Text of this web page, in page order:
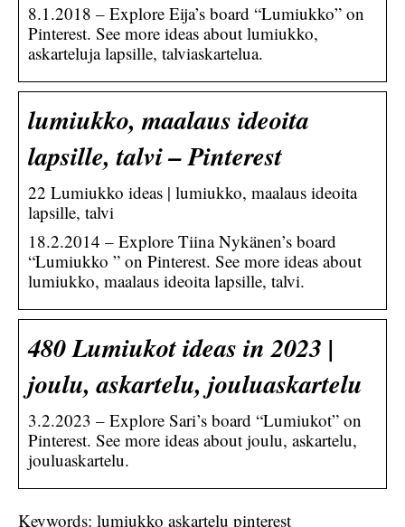
8.1.2018 – Explore Eija’s board “Lumiukko” on
Pinterest. See more ideas about lumiukko,
askarteluja lapsille, talviaskartelua.
lumiukko, maalaus ideoita
lapsille, talvi – Pinterest
22 Lumiukko ideas | lumiukko, maalaus ideoita
lapsille, talvi
18.2.2014 – Explore Tiina Nykänen’s board
“Lumiukko ” on Pinterest. See more ideas about
lumiukko, maalaus ideoita lapsille, talvi.
480 Lumiukot ideas in 2023 |
joulu, askartelu, jouluaskartelu
3.2.2023 – Explore Sari’s board “Lumiukot” on
Pinterest. See more ideas about joulu, askartelu,
jouluaskartelu.
Keywords: lumiukko askartelu pinterest